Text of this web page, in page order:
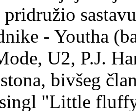
pridružio
- Youtha
U2, P.J.
bivšeg
"Little